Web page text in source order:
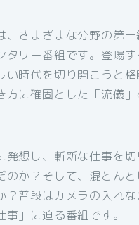
、さまざまな分野の第
リー番組です。登場
時代を切り開こうと
に確固とした「流儀
想し、斬新な仕事を
か？そして、混とん
普段はカメラの入れ
」に迫る番組です。